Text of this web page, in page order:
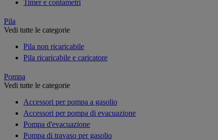
Timer e contametri
Pila
Vedi tutte le categorie
Pila non ricaricabile
Pila ricaricabile e caricatore
Pompa
Vedi tutte le categorie
Accessori per pompa a gasolio
Accessori per pompa di evacuazione
Pompa d'evacuazione
Pompa di travaso per gasolio